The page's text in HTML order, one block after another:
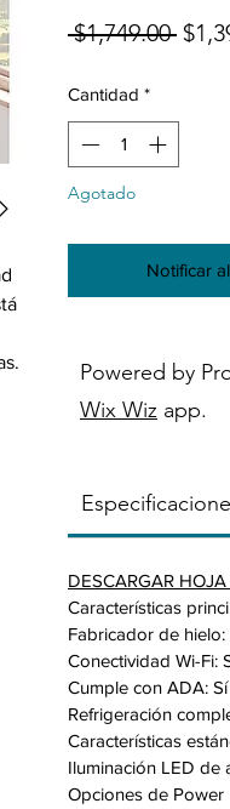
$1,749.00
Cantidad *
Agotado
Notificar
Powered by
Wix Wiz app.
DESCARGAR
Características
Fabricador de hielo:
Conectividad Wi-Fi:
Cumple con ADA: Sí
Refrigeración
Características
Iluminación LED de
Opciones de Power